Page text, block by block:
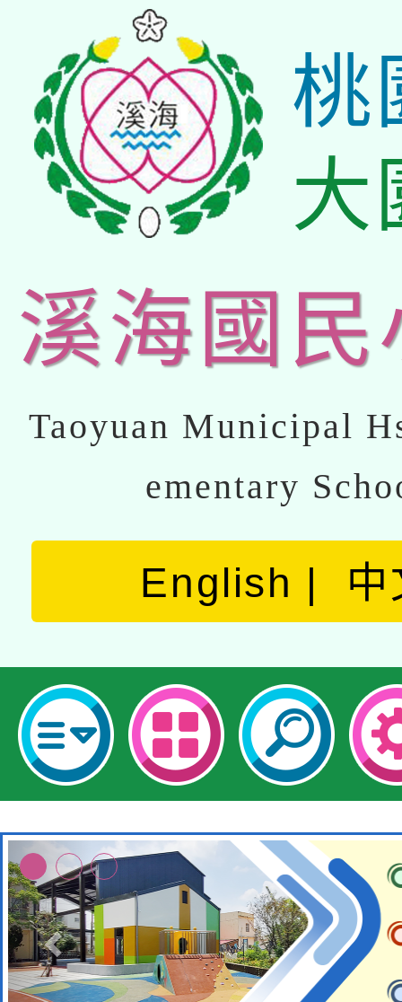
桃
大
溪海國民
Taoyuan Municipal
ementary
English 中